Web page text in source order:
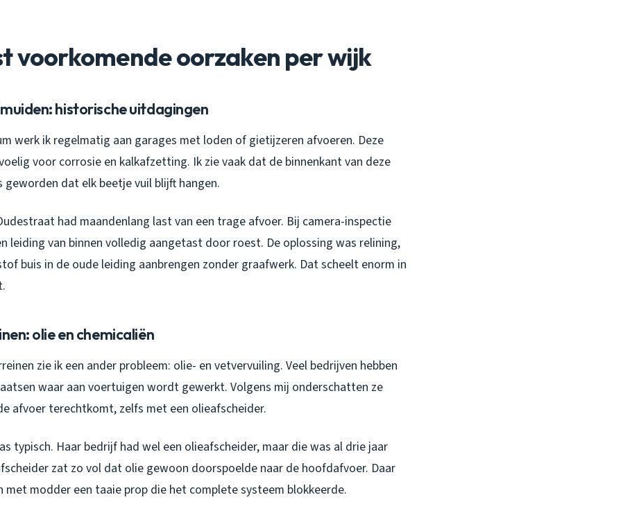
voorkomende oorzaken per wijk
historische uitdagingen
werk ik regelmatig aan garages met loden of gietijzeren afvoeren. Deze
voor corrosie en kalkafzetting. Ik zie vaak dat de binnenkant van deze
geworden dat elk beetje vuil blijft hangen.
had maandenlang last van een trage afvoer. Bij camera-inspectie
leiding van binnen volledig aangetast door roest. De oplossing was relining,
buis in de oude leiding aanbrengen zonder graafwerk. Dat scheelt enorm in
olie en chemicaliën
zie ik een ander probleem: olie- en vetvervuiling. Veel bedrijven hebben
waar aan voertuigen wordt gewerkt. Volgens mij onderschatten ze
afvoer terechtkomt, zelfs met een olieafscheider.
typisch. Haar bedrijf had wel een olieafscheider, maar die was al drie jaar
zat zo vol dat olie gewoon doorspoelde naar de hoofdafvoer. Daar
met modder een taaie prop die het complete systeem blokkeerde.